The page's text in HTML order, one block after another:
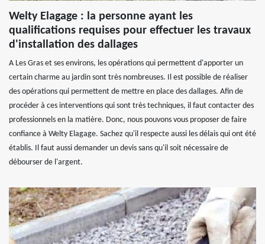
Welty Elagage : la personne ayant les
qualifications requises pour effectuer les travaux
d'installation des dallages
A Les Gras et ses environs, les opérations qui permettent d'apporter un
certain charme au jardin sont très nombreuses. Il est possible de réaliser
des opérations qui permettent de mettre en place des dallages. Afin de
procéder à ces interventions qui sont très techniques, il faut contacter des
professionnels en la matière. Donc, nous pouvons vous proposer de faire
confiance à Welty Elagage. Sachez qu'il respecte aussi les délais qui ont été
établis. Il faut aussi demander un devis sans qu'il soit nécessaire de
débourser de l'argent.